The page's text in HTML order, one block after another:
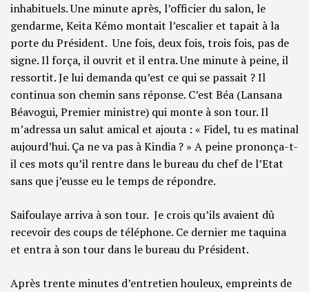
inhabituels. Une minute après, l’officier du salon, le
gendarme, Keita Kémo montait l’escalier et tapait à la
porte du Président. Une fois, deux fois, trois fois, pas de
signe. Il força, il ouvrit et il entra. Une minute à peine, il
ressortit. Je lui demanda qu’est ce qui se passait ? Il
continua son chemin sans réponse. C’est Béa (Lansana
Béavogui, Premier ministre) qui monte à son tour. Il
m’adressa un salut amical et ajouta : « Fidel, tu es matinal
aujourd’hui. Ça ne va pas à Kindia ? » A peine prononça-t-
il ces mots qu’il rentre dans le bureau du chef de l’Etat
sans que j’eusse eu le temps de répondre.
Saifoulaye arriva à son tour. Je crois qu’ils avaient dû
recevoir des coups de téléphone. Ce dernier me taquina
et entra à son tour dans le bureau du Président.
Après trente minutes d’entretien houleux, empreints de